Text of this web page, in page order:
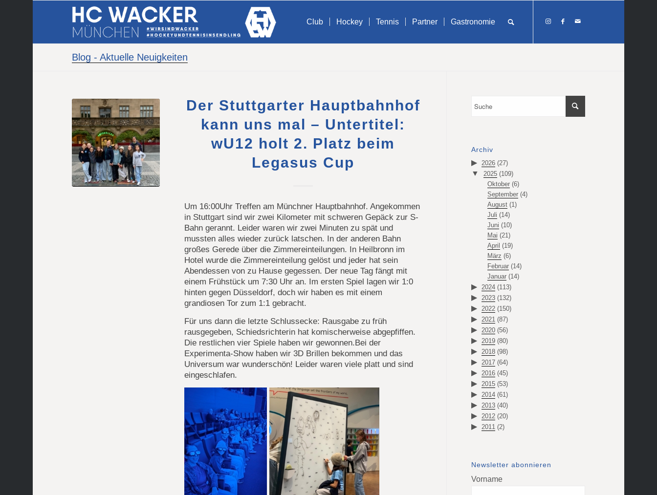
Club Hockey Tennis Partner Gastronomie
Blog - Aktuelle Neuigkeiten
Der Stuttgarter Hauptbahnhof
kann uns mal – Untertitel:
wU12 holt 2. Platz beim
Legasus Cup
Um 16:00Uhr Treffen am Münchner Hauptbahnhof. Angekommen
in Stuttgart sind wir zwei Kilometer mit schweren Gepäck zur S-
Bahn gerannt. Leider waren wir zwei Minuten zu spät und
mussten alles wieder zurück latschen. In der anderen Bahn
großes Gerede über die Zimmereinteilungen. In Heilbronn im
Hotel wurde die Zimmereinteilung gelöst und jeder hat sein
Abendessen von zu Hause gegessen. Der neue Tag fängt mit
einem Frühstück um 7:30 Uhr an. Im ersten Spiel lagen wir 1:0
hinten gegen Düsseldorf, doch wir haben es mit einem
grandiosen Tor zum 1:1 gebracht.
Für uns dann die letzte Schlussecke: Rausgabe zu früh
rausgegeben, Schiedsrichterin hat komischerweise abgepfiffen.
Die restlichen vier Spiele haben wir gewonnen.Bei der
Experimenta-Show haben wir 3D Brillen bekommen und das
Universum war wunderschön! Leider waren viele platt und sind
eingeschlafen.
Archiv
2026 (27)
2025 (109)
Oktober(6)
September(4)
August(1)
Juli (14)
Juni (10)
Mai (21)
April (19)
März (6)
Februar(14)
Januar(14)
2024 (113)
2023 (132)
2022 (150)
2021 (87)
2020 (56)
2019 (80)
2018 (98)
2017 (64)
2016 (45)
2015 (53)
2014 (61)
2013 (40)
2012 (20)
2011 (2)
Newsletter abonnieren
Vorname